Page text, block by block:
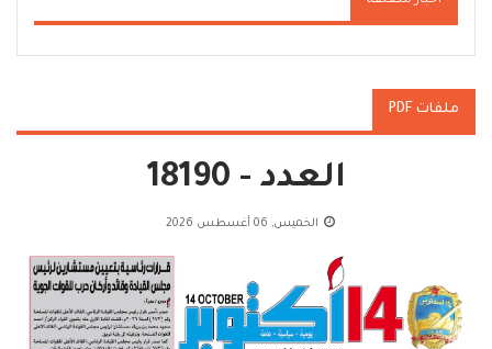
ملفات PDF
العدد - 18190
الخميس, 06 أغسطس 2026